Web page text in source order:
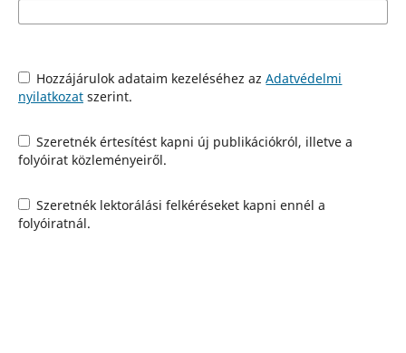
Hozzájárulok adataim kezeléséhez azAdatvédelmi
nyilatkozatszerint.
Szeretnék értesítést kapni új publikációkról, illetve a
folyóirat közleményeiről.
Szeretnék lektorálási felkéréseket kapni ennél a
folyóiratnál.